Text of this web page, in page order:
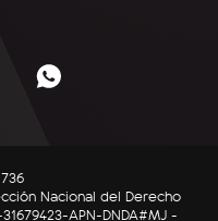
Nacional del Derecho
APN-DNDA#MJ -